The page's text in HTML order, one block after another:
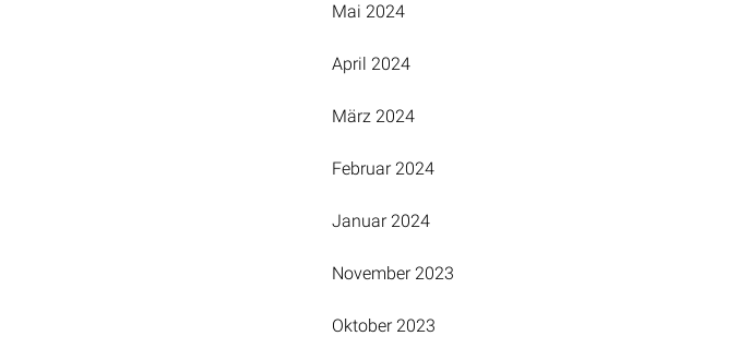
Mai 2024
April 2024
März 2024
Februar 2024
Januar 2024
November 2023
Oktober 2023